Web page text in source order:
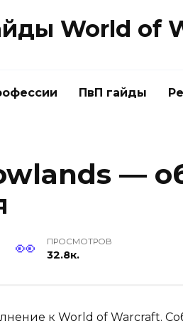
World of
ПвП гайды
—
ПРОСМОТРОВ
32.8к.
к World of Warcraft.